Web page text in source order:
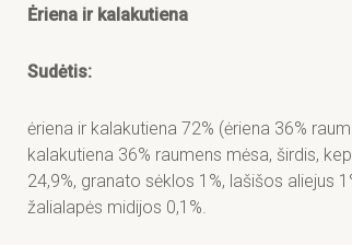
DELICATESSEN
ir
200g.
x
6vnt.
Ėriena ir kalakutiena
Sudėtis:
ėriena ir kalakutiena 72% (ėriena 36%
kalakutiena 36% raumens mėsa, širdis,
24,9%, granato sėklos 1%, lašišos aliejus
žalialapės midijos 0,1%.